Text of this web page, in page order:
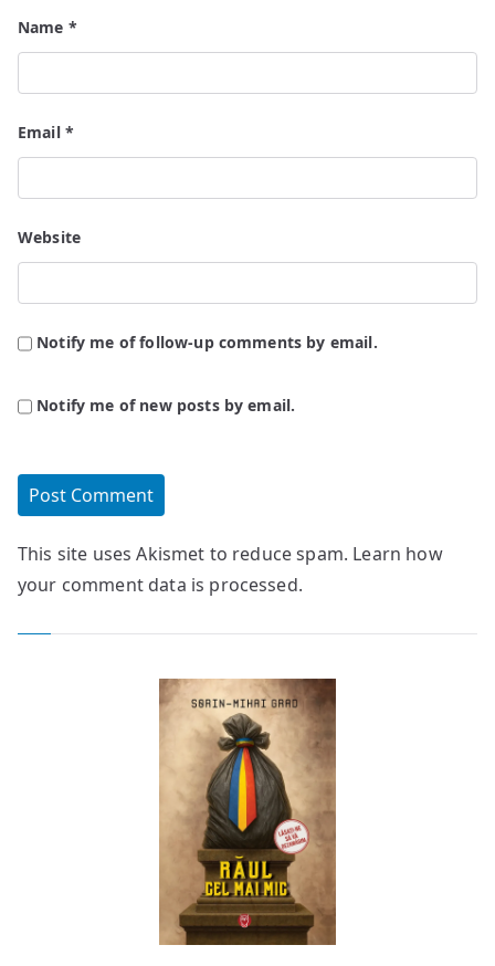
Name *
Email *
Website
Notify me of follow-up comments by email.
Notify me of new posts by email.
This site uses Akismet to reduce spam. Learn how
your comment data is processed.